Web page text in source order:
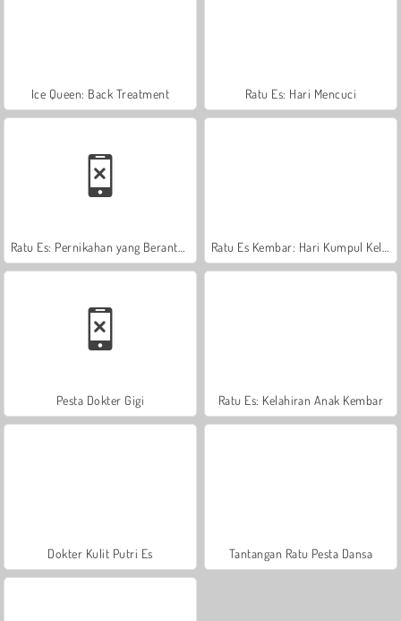
Ice Queen: Back Treatment Ratu Es: Hari Mencuci
Pesta Dokter Gigi Ratu Es: Kelahiran Anak Kembar
Dokter Kulit Putri Es Tantangan Ratu Pesta Dansa